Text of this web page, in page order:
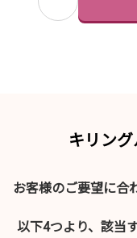
キリン
お客様のご要望に合
以下4つより、該当